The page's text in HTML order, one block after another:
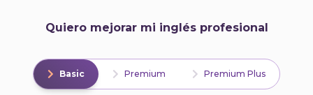
Quiero mejorar mi inglés profesional
Basic Premium Premium Plus